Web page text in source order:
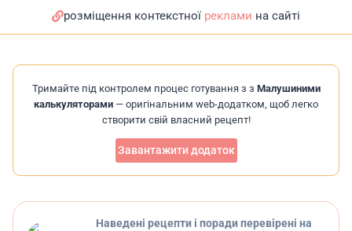
розміщення контекстної реклами на сайті
Тримайте під контролем процес готування з з Малушиними
калькуляторами — оригінальним web-додатком, щоб легко
створити свій власний рецепт!
Завантажити додаток
Наведені рецепти і поради перевірені на